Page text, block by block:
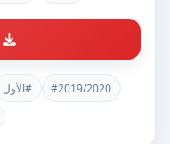
#2019/2020 #الأول